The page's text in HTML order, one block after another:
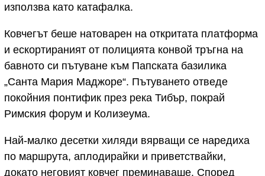
използва като катафалка.
Ковчегът беше натоварен на откритата платформа
и ескортираният от полицията конвой тръгна на
бавното си пътуване към Папската базилика
„Санта Мария Маджоре“. Пътуването отведе
покойния понтифик през река Тибър, покрай
Римския форум и Колизеума.
Най-малко десетки хиляди вярващи се наредиха
по маршрута, аплодирайки и приветствайки,
докато неговият ковчег преминаваше. Според